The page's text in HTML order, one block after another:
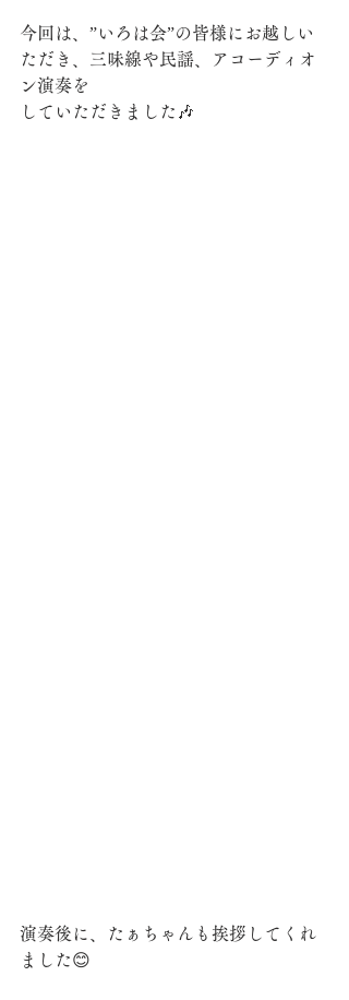
今回は、”いろは会”の皆様にお越しい
ただき、三味線や民謡、アコーディオ
ン演奏を
していただきました🎶
演奏後に、たぁちゃんも挨拶してくれ
ました😊